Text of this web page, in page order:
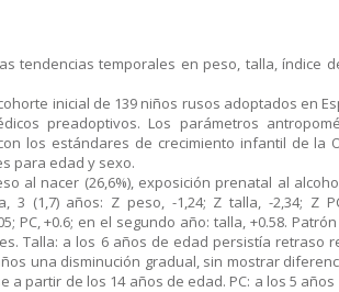
tendencias temporales en peso, talla, índice
inicial de 139 niños rusos adoptados en
preadoptivos. Los parámetros
los estándares de crecimiento infantil de la
para edad y sexo.
al nacer (26,6%), exposición prenatal al
3 (1,7) años: Z peso, -1,24; Z talla, -2,34; Z
PC, +0.6; en el segundo año: talla, +0.58.
Talla: a los 6 años de edad persistía retraso
una disminución gradual, sin mostrar
partir de los 14 años de edad. PC: a los 5